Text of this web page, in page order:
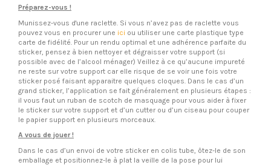
Préparez-vous !
Munissez-vous d'une raclette. Si vous n’avez pas de raclette vous
pouvez vous en procurer une ici ou utiliser une carte plastique type
carte de fidélité. Pour un rendu optimal et une adhérence parfaite du
sticker, pensez à bien nettoyer et dégraisser votre support (si
possible avec de l’alcool ménager) Veillez à ce qu’aucune impureté
ne reste sur votre support car elle risque de se voir une fois votre
sticker posé faisant apparaitre quelques cloques. Dans le cas d’un
grand sticker, l’application se fait généralement en plusieurs étapes :
il vous faut un ruban de scotch de masquage pour vous aider à fixer
le sticker sur votre support et d’un cutter ou d’un ciseau pour couper
le papier support en plusieurs morceaux.
A vous de jouer !
Dans le cas d’un envoi de votre sticker en colis tube, ôtez-le de son
emballage et positionnez-le à plat la veille de la pose pour lui